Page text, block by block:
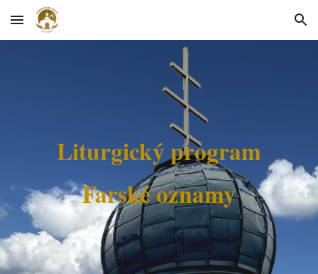
Skip to main content Skip to navigation
Liturgický program
Farské oznamy